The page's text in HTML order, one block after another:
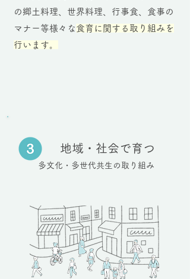
の郷土料理、世界料理、行事食、食事の
マナー等様々な 食育に関する取り組みを
行います。
​地域・社会で育つ
多文化・多世代共生の取り組み